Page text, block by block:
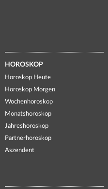
HOROSKOP
Horoskop Heute
Horoskop Morgen
Wochenhoroskop
Monatshoroskop
Jahreshoroskop
Partnerhoroskop
Aszendent